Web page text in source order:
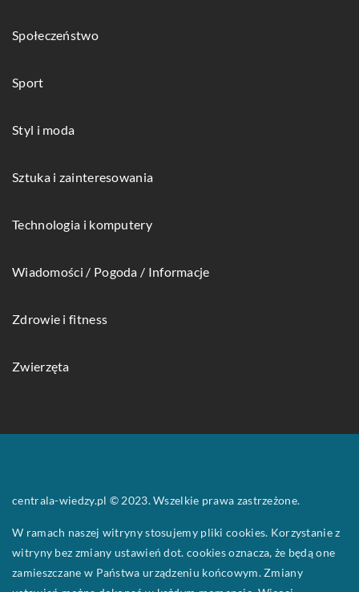
Społeczeństwo
Sport
Styl i moda
Sztuka i zainteresowania
Technologia i komputery
Wiadomości / Pogoda / Informacje
Zdrowie i fitness
Zwierzęta
centrala-wiedzy.pl © 2023. Wszelkie prawa zastrzeżone.
W ramach naszej witryny stosujemy pliki cookies. Korzystanie z
witryny bez zmiany ustawień dot. cookies oznacza, że będą one
zamieszczane w Państwa urządzeniu końcowym. Zmiany